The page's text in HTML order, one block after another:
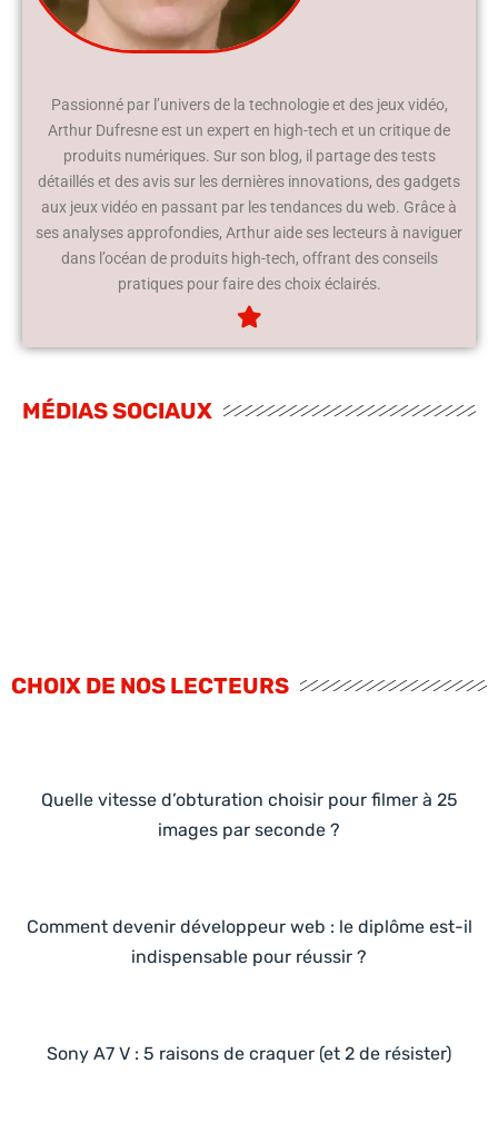
Passionné par l’univers de la technologie et des jeux vidéo,
Arthur Dufresne est un expert en high-tech et un critique de
produits numériques. Sur son blog, il partage des tests
détaillés et des avis sur les dernières innovations, des gadgets
aux jeux vidéo en passant par les tendances du web. Grâce à
ses analyses approfondies, Arthur aide ses lecteurs à naviguer
dans l’océan de produits high-tech, offrant des conseils
pratiques pour faire des choix éclairés.
MÉDIAS SOCIAUX
CHOIX DE NOS LECTEURS
Quelle vitesse d’obturation choisir pour filmer à 25
images par seconde ?
Comment devenir développeur web : le diplôme est-il
indispensable pour réussir ?
Sony A7 V : 5 raisons de craquer (et 2 de résister)